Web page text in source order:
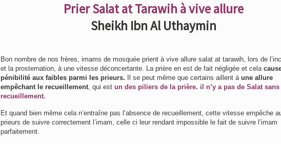
Prier Salat at Tarawih à vive allure
Sheikh Ibn Al Uthaymin
Bon nombre de nos frères, imams de mosquée prient à vive allure salat at tarawih, lors de
et la prosternation, à une vitesse déconcertante. La prière en est de fait négligée et cela
pénibilité aux faibles parmi les prieurs. Il se peut même que certains aillent à une allure
empêchant le recueillement, qui est un des piliers de la prière. il n’y a pas de Salat sans
recueillement.
Et quand bien même cela n’entraîne pas l’absence de recueillement, cette vitesse empêche
prieurs de suivre correctement l’imam, celle ci leur rendant impossible le fait de suivre l’imam
parfaitement.